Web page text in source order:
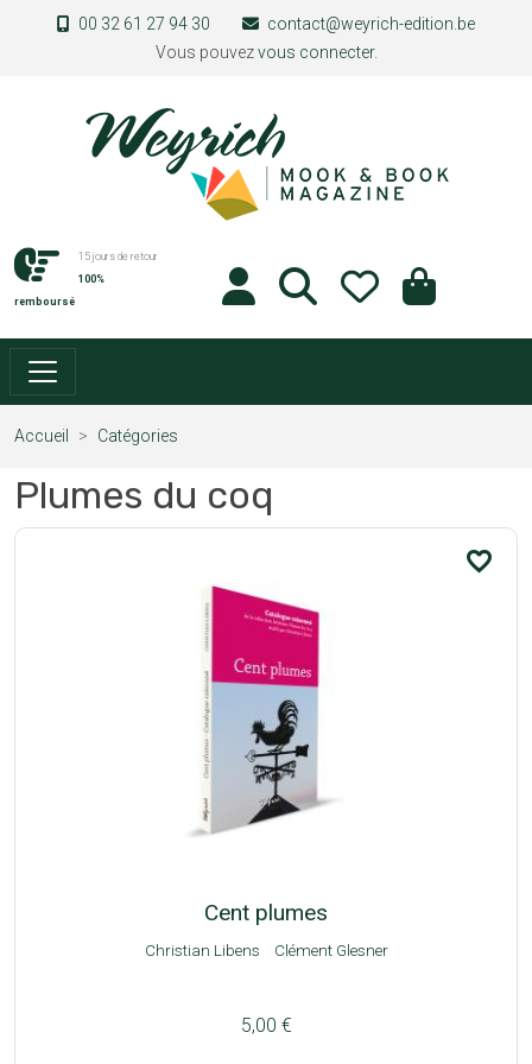
Aller au contenu principal
00 32 61 27 94 30
contact@weyrich-edition.be
Vous pouvezvous connecter.
15 jours de retour
100%
remboursé
Accueil Catégories
Plumes du coq
favorite_border
Cent plumes
Christian Libens Clément Glesner
5,00 €